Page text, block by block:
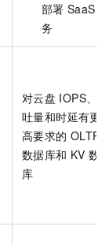
部署 SaaS
务
对云盘 IOPS、吞
吐量和时延有更
高要求的 OLTP
数据库和 KV 数
库